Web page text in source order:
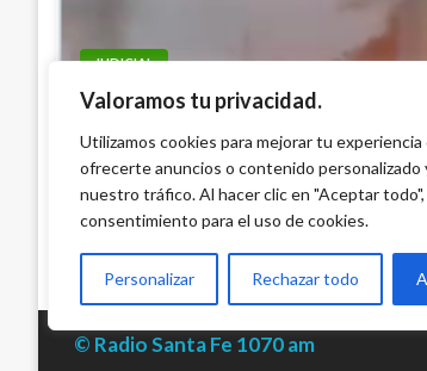
Valoramos tu privacidad.
Utilizamos cookies para mejorar tu experiencia
ofrecerte anuncios o contenido personalizado
nuestro tráfico. Al hacer clic en "Aceptar
consentimiento para el uso de cookies.
Personalizar Rechazar todo
JUDICIAL
Tragedia en Peaje en
frenos chocó 6 vehículos y
heridos
Ariel Cabrera miércoles abril 1, 2026
© Radio Santa Fe 1070 am